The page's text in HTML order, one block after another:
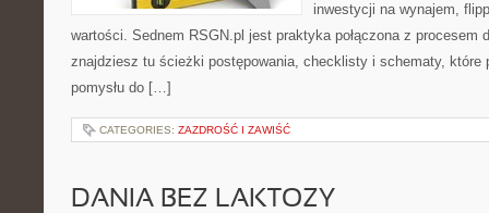
inwestycji na wynajem,
wartości. Sednem RSGN.pl jest praktyka połączona z procesem
znajdziesz tu ścieżki postępowania, checklisty i schematy, które
pomysłu do […]
CATEGORIES: ZAZDROŚĆ I ZAWIŚĆ
DANIA BEZ LAKTOZY